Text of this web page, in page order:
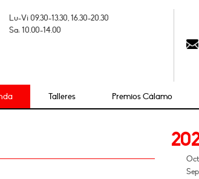
Lu-Vi 09.30-13.30, 16.30-20.30
Sa: 10.00-14.00
Talleres Premios Cálamo